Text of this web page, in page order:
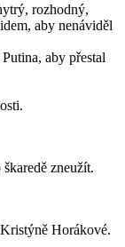
rozhodný,
aby nenáviděl
aby přestal
zneužít.
Horákové.